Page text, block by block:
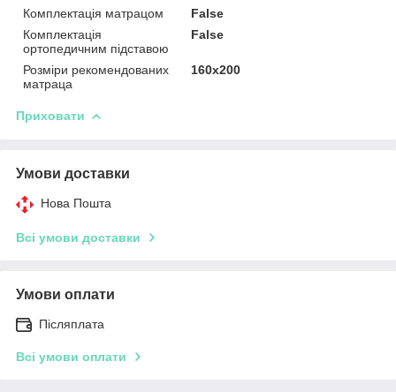
Комплектація матрацом
False
Комплектація
ортопедичним підставою
False
Розміри рекомендованих
матраца
160х200
Приховати
Умови доставки
Нова Пошта
Всі умови доставки
Умови оплати
Післяплата
Всі умови оплати